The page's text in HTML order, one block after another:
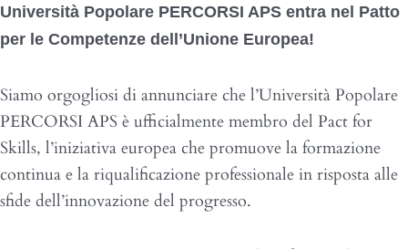
Università Popolare PERCORSI APS entra nel Patto
per le Competenze dell’Unione Europea!
Siamo orgogliosi di annunciare che l’Università Popolare
PERCORSI APS è ufficialmente membro del Pact for
Skills, l’iniziativa europea che promuove la formazione
continua e la riqualificazione professionale in risposta alle
sfide dell’innovazione del progresso.